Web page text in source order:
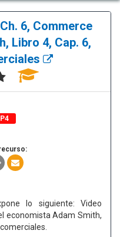
6, Commerce
Libro 4, Cap. 6,
lo siguiente: Video
economista Adam Smith,